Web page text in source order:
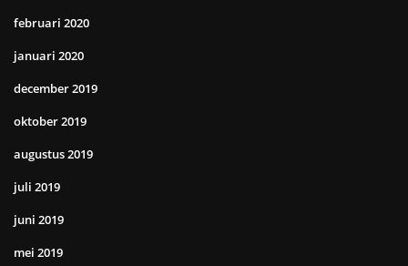
februari 2020
januari 2020
december 2019
oktober 2019
augustus 2019
juli 2019
juni 2019
mei 2019